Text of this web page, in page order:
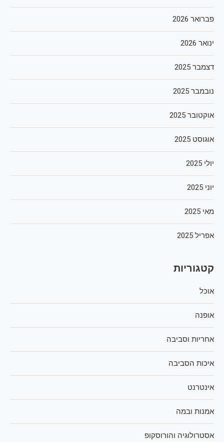
פברואר 2026
ינואר 2026
דצמבר 2025
נובמבר 2025
אוקטובר 2025
אוגוסט 2025
יולי 2025
יוני 2025
מאי 2025
אפריל 2025
קטגוריות
אוכל
אופנה
אחריות וסביבה
איכות הסביבה
אינטרנט
אמנות ובמה
אסטרולוגיה והורוסקופ